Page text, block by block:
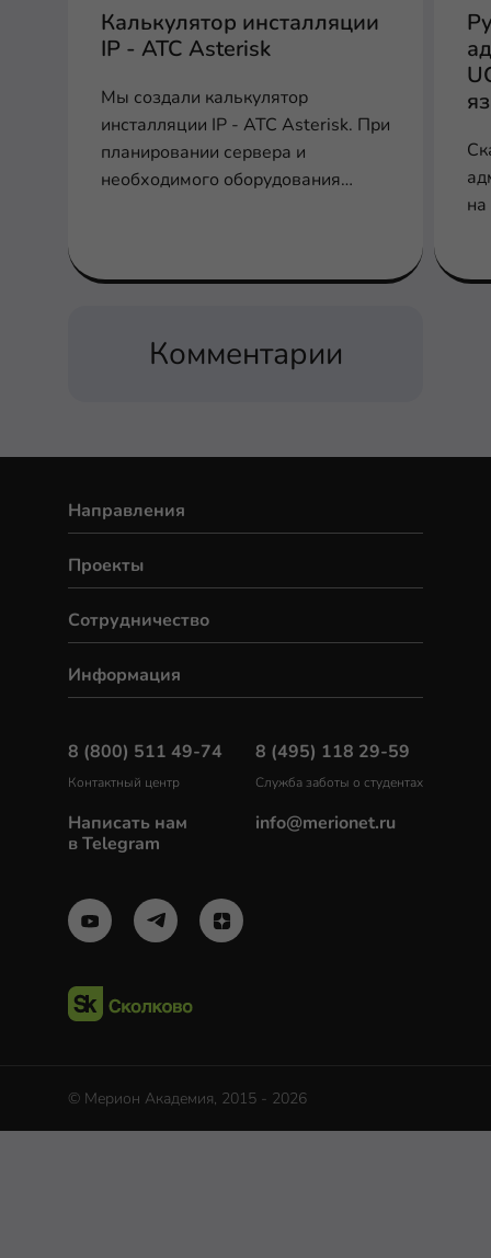
Калькулятор инсталляции
IP - АТС Asterisk
Мы создали калькулятор
инсталляции IP - АТС Asterisk. При
планировании сервера и
необходимого оборудования
Комментарии
Направления
Сотрудничество
Проекты
Информация
8 (800) 511 49-74
Контактный центр
Написать нам
в Telegram
8 (495) 118 29-59
Служба заботы о студентах
info@merionet.ru
© Мерион Академия, 2015 - 2026